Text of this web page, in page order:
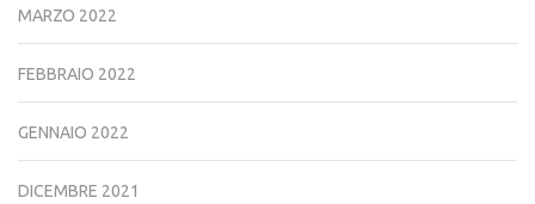
MARZO 2022
FEBBRAIO 2022
GENNAIO 2022
DICEMBRE 2021